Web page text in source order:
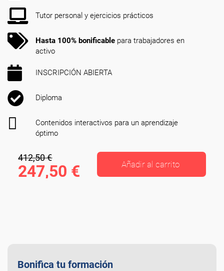
Tutor personal y ejercicios prácticos
Hasta 100% bonificable para trabajadores en
activo
INSCRIPCIÓN ABIERTA
Diploma
Contenidos interactivos para un aprendizaje
óptimo
412,50 €
247,50 € Añadir al carrito
Bonifica tu formación